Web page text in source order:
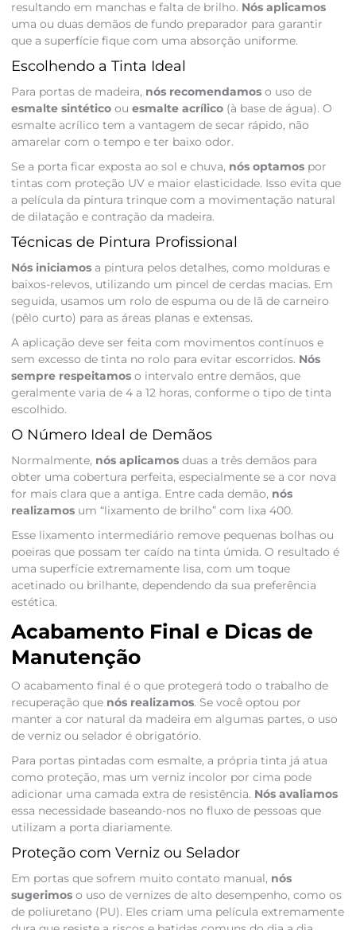
resultando em manchas e falta de brilho. Nós aplicamos
uma ou duas demãos de fundo preparador para garantir
que a superfície fique com uma absorção uniforme.
Escolhendo a Tinta Ideal
Para portas de madeira, nós recomendamoso uso de
esmalte sintéticoou esmalte acrílico(à base de água). O
esmalte acrílico tem a vantagem de secar rápido, não
amarelar com o tempo e ter baixo odor.
Se a porta ficar exposta ao sol e chuva, nós optamospor
tintas com proteção UV e maior elasticidade. Isso evita que
a película da pintura trinque com a movimentação natural
de dilatação e contração da madeira.
Técnicas de Pintura Profissional
Nós iniciamosa pintura pelos detalhes, como molduras e
baixos-relevos, utilizando um pincel de cerdas macias. Em
seguida, usamos um rolo de espuma ou de lã de carneiro
(pêlo curto) para as áreas planas e extensas.
A aplicação deve ser feita com movimentos contínuos e
sem excesso de tinta no rolo para evitar escorridos. Nós
sempre respeitamoso intervalo entre demãos, que
geralmente varia de 4 a 12 horas, conforme o tipo de tinta
escolhido.
O Número Ideal de Demãos
Normalmente, nós aplicamosduas a três demãos para
obter uma cobertura perfeita, especialmente se a cor nova
for mais clara que a antiga. Entre cada demão, nós
realizamosum “lixamento de brilho” com lixa 400.
Esse lixamento intermediário remove pequenas bolhas ou
poeiras que possam ter caído na tinta úmida. O resultado é
uma superfície extremamente lisa, com um toque
acetinado ou brilhante, dependendo da sua preferência
estética.
Acabamento Final e Dicas de
Manutenção
O acabamento final é o que protegerá todo o trabalho de
recuperação que nós realizamos. Se você optou por
manter a cor natural da madeira em algumas partes, o uso
de verniz ou selador é obrigatório.
Para portas pintadas com esmalte, a própria tinta já atua
como proteção, mas um verniz incolor por cima pode
adicionar uma camada extra de resistência. Nós avaliamos
essa necessidade baseando-nos no fluxo de pessoas que
utilizam a porta diariamente.
Proteção com Verniz ou Selador
Em portas que sofrem muito contato manual, nós
sugerimoso uso de vernizes de alto desempenho, como os
de poliuretano (PU). Eles criam uma película extremamente